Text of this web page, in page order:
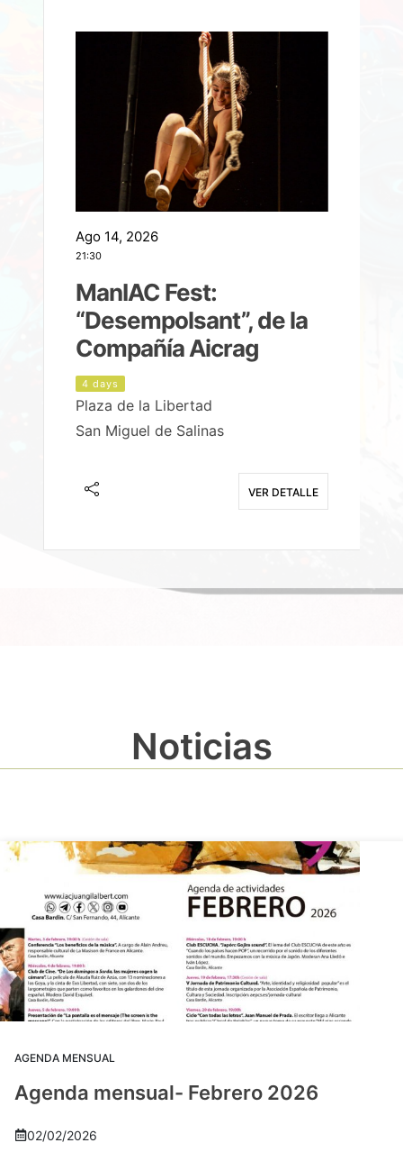
Ago 14, 2026
21:30
ManIAC Fest:
“Desempolsant”, de la
Compañía Aicrag
4 days
Plaza de la Libertad
San Miguel de Salinas
VER DETALLE
Noticias
AGENDA MENSUAL
Agenda mensual- Febrero 2026
02/02/2026